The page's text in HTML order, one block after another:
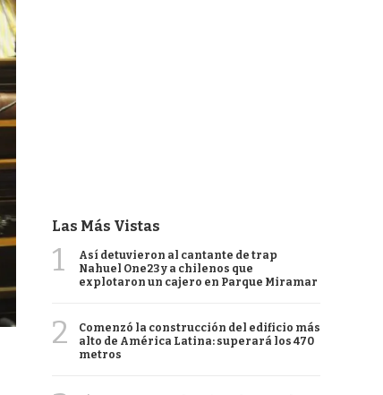
Las Más Vistas
1
Así detuvieron al cantante de trap
Nahuel One23 y a chilenos que
explotaron un cajero en Parque Miramar
2
Comenzó la construcción del edificio más
alto de América Latina: superará los 470
metros